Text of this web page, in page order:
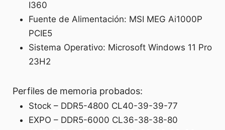
I360
Fuente de Alimentación: MSI MEG Ai1000P
PCIE5
Sistema Operativo: Microsoft Windows 11 Pro
23H2
Perfiles de memoria probados:
Stock – DDR5-4800 CL40-39-39-77
EXPO – DDR5-6000 CL36-38-38-80